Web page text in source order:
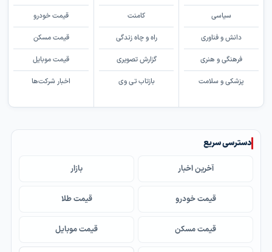
سیاسی
دانش و فناوری
فرهنگی و هنری
پزشکی و سلامت
کامنت
راه و چاه زندگی
گزارش تصویری
بازتاب تی وی
قیمت خودرو
قیمت مسکن
قیمت موبایل
اخبار شرکت‌ها
دسترسی سریع
آخرین اخبار بازار
قیمت خودرو قیمت طلا
قیمت مسکن قیمت موبایل